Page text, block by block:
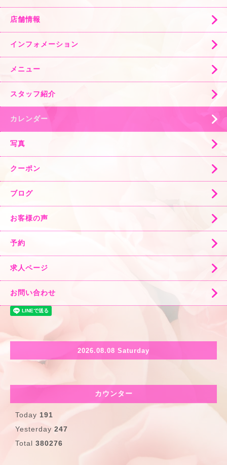
店舗情報
インフォメーション
メニュー
スタッフ紹介
カレンダー
写真
クーポン
ブログ
お客様の声
予約
求人ページ
お問い合わせ
2026.08.08 Saturday
カウンター
Today 191
Yesterday 247
Total 380276